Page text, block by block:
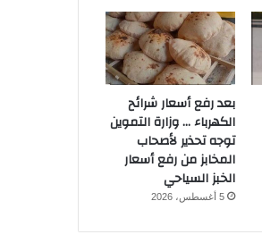
بعد رفع أسعار شرائح
الكهرباء … وزارة التموين
توجه تحذير لأصحاب
المخابز من رفع أسعار
الخبز السياحي
5 أغسطس، 2026